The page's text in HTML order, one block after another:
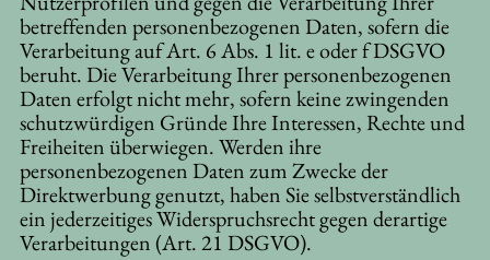
betreffenden personenbezogenen Daten, sofern die
Verarbeitung auf Art. 6 Abs. 1 lit. e oder f DSGVO
beruht. Die Verarbeitung Ihrer personenbezogenen
Daten erfolgt nicht mehr, sofern keine zwingenden
schutzwürdigen Gründe Ihre Interessen, Rechte und
Freiheiten überwiegen. Werden ihre
personenbezogenen Daten zum Zwecke der
Direktwerbung genutzt, haben Sie selbstverständlich
ein jederzeitiges Widerspruchsrecht gegen derartige
Verarbeitungen (Art. 21 DSGVO).